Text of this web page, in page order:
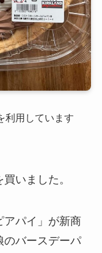
利用しています
いました。
アパイ」が新商
のバースデーパ